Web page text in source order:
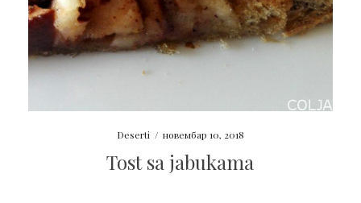
Deserti / новембар 10, 2018
Tost sa jabukama